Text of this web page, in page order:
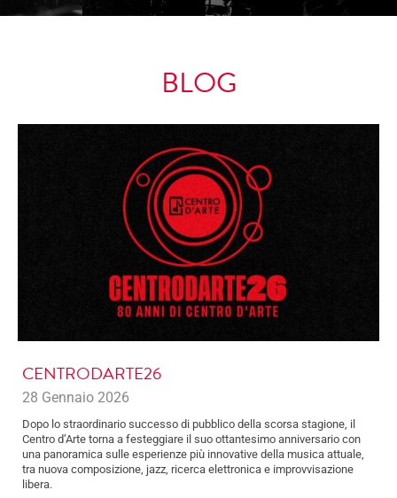
BLOG
CENTRODARTE26
28 Gennaio 2026
Dopo lo straordinario successo di pubblico della scorsa stagione, il
Centro d’Arte torna a festeggiare il suo ottantesimo anniversario con
una panoramica sulle esperienze più innovative della musica attuale,
tra nuova composizione, jazz, ricerca elettronica e improvvisazione
libera.